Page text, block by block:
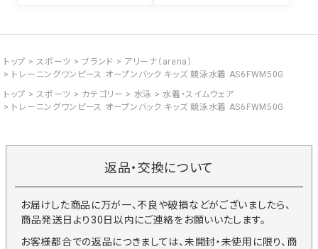
トップ スポーツ ブランド
アリーナ（arena）
トレーニングワンピース オープンバック キッズ 競泳水着 AS6FWM50G
トップ
スポーツ カテゴリー 水泳
水着・スイムウェア
トレーニングワンピース オープンバック キッズ 競泳水着 AS6FWM50G
返品・交換について
お届けした商品に万が一、不良や破損などがございましたら、
商品発送日より30日以内にご連絡をお願いいたします。
お客様都合での返品につきましては、未開封・未使用に限り、商